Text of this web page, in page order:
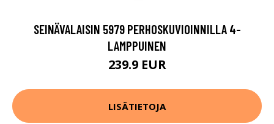
SEINÄVALAISIN 5979 PERHOSKUVIOINNILLA 4-
LAMPPUINEN
239.9 EUR
LISÄTIETOJA